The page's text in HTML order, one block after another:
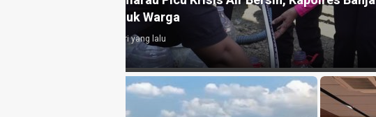
Pangandaran, PGRI, dan BAZNAS
6 hari yang lalu